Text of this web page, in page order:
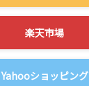
楽天市場
Yahooショッピング